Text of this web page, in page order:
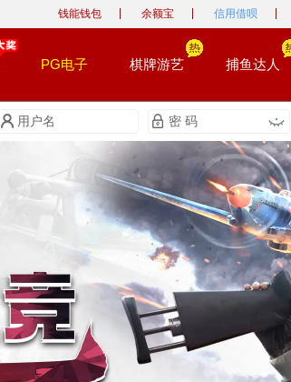
钱能钱包 余额宝 信用借呗
PG电子 棋牌游艺 捕鱼达人